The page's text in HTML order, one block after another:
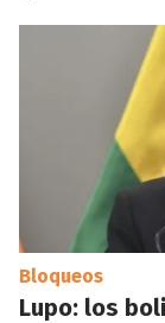
Bloqueos
Lupo: los